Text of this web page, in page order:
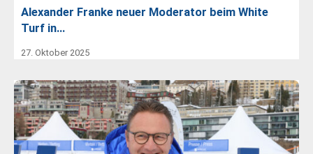
Alexander Franke neuer Moderator beim White
Turf in…
27. Oktober 2025